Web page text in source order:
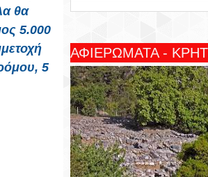
θα
5.000
5
ΑΦΙΕΡΩΜΑΤΑ -